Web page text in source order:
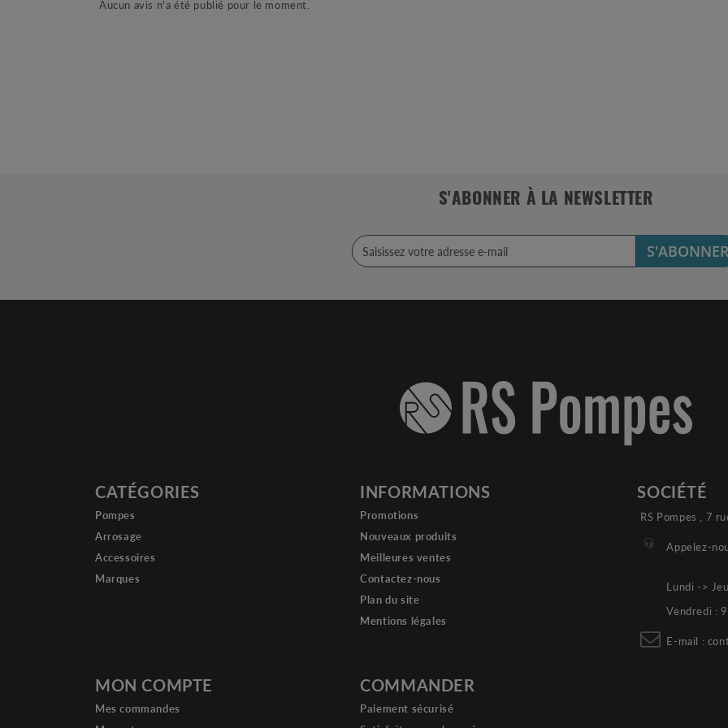
Aucun avis n'a été publié pour le moment.
S'ABONNER À LA NEWSLETTER
CATÉGORIES
Pompes
Arrosage
Accessoires
Marques
INFORMATIONS
Promotions
Nouveaux produits
Meilleures ventes
Contactez-nous
Plan du site
Mentions légales
MON COMPTE
Mes commandes
COMMANDER
Paiement sécurisé
SOCIÉTÉ
RS Pompes , 7
Appelez-
Lundi ->
Vendredi :
E-mail :